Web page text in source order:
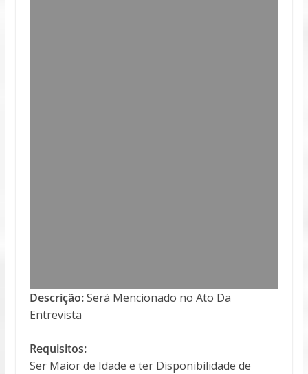
Descrição:Será Mencionado no Ato Da
Entrevista
Requisitos:
Ser Maior de Idade e ter Disponibilidade de